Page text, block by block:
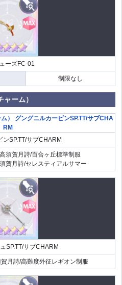
ーズFC-01
制限なし
ーム）
ンSP.TT/サブCHARM
高須賀月詩/百合ヶ丘標準制服
賀月詩/セレスティアルサマー
SP.TT/サブCHARM
月詩/高難度外征レギオン制服